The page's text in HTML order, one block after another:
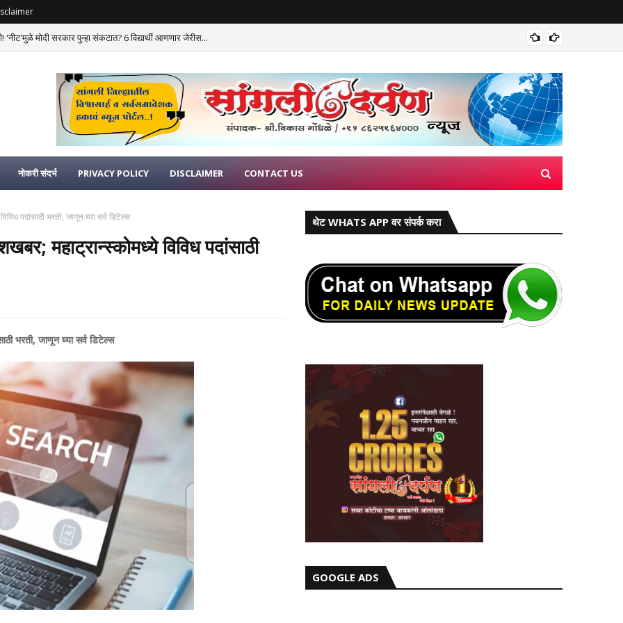
'नीट'मुळे मोदी सरकार पुन्हा संकटात? 6 विद्यार्थी आणणार जेरीस...
नोकरी संदर्भ PRIVACY POLICY DISCLAIMER CONTACT US
पदांसाठी भरती, जाणून घ्या सर्व डिटेल्स
महाट्रान्स्कोमध्ये विविध पदांसाठी
भरती, जाणून घ्या सर्व डिटेल्स
थेट WHATS APP वर संपर्क करा
GOOGLE ADS